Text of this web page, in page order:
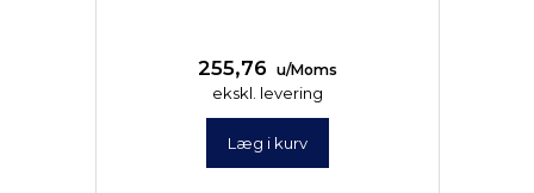
255,76 u/Moms
ekskl. levering
Læg i kurv